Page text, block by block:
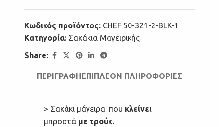
Κωδικός προϊόντος: CHEF 50-321-2-BLK-1
Κατηγορία: Σακάκια Μαγειρικής
Share:
ΠΕΡΙΓΡΑΦΉΕΠΙΠΛΈΟΝ ΠΛΗΡΟΦΟΡΊΕΣ
> Σακάκι μάγειρα που κλείνει
μπροστά με τρούκ.